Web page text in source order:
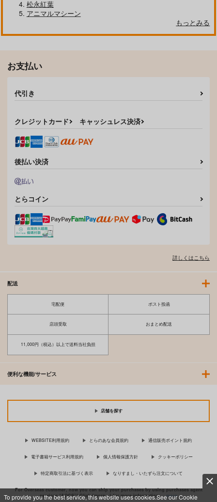
To provide you the best service, this website uses cookies.See our Cookie
松永紅葉
アニマルマシーン
もっとみる
お支払い
代引き
クレジットカード キャッシュレス決済
後払い決済
とらコイン
詳しくはこちら
配送
宅配便 ポスト投函
店頭受取 おまとめ配送
11,000円（税込）以上で送料当社負担
便利な機能/サービス
店舗を探す
WEBSITE利用規約 とらのあな会員規約 通信販売ポイント規約
電子書籍サービス利用規約 個人情報保護方針 クッキーポリシー
特定商取引法に基づく表示 なりすまし・いたずら注文について
For Overseas customer, now you can ship your purchases by using purchases agent
services “AOCS”! Click {more…} for more information …more